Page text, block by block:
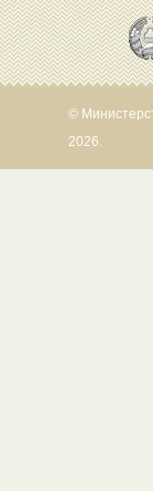
©
2026.